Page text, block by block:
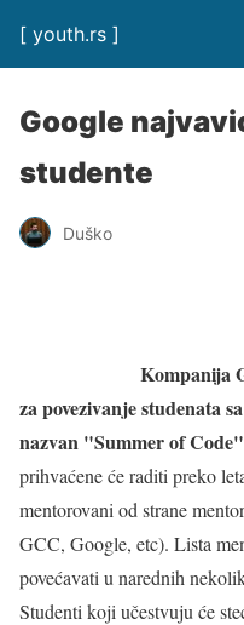
[ youth.rs ]
Google
studente
Duško
Kompanija
za povezivanje studenata
nazvan "Summer of
prihvaćene će raditi preko
mentorovani od strane
GCC, Google, etc). Lista
povećavati u narednih
Studenti koji učestvuju će